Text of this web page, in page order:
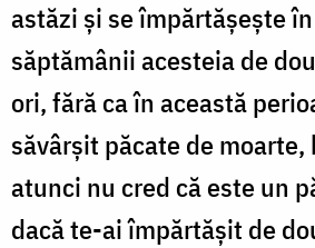
astăzi şi se împărtăşeşte
săptămânii acesteia de
ori, fără ca în această
săvârşit păcate de
atunci nu cred că este un
dacă te-ai împărtăşit de